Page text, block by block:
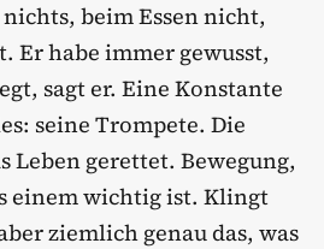
beim Essen nicht,
Er habe immer gewusst,
sagt er. Eine Konstante
seine Trompete. Die
Leben gerettet. Bewegung,
einem wichtig ist. Klingt
ziemlich genau das, was